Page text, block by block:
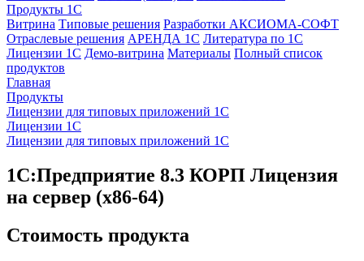
Продукты 1С
Витрина Типовые решения Разработки АКСИОМА-СОФТ
Отраслевые решения АРЕНДА 1С Литература по 1С
Лицензии 1C Демо-витрина Материалы Полный список
продуктов
Главная
Продукты
Лицензии для типовых приложений 1С
Лицензии 1С
Лицензии для типовых приложений 1С
1С:Предприятие 8.3 КОРП Лицензия
на сервер (x86-64)
Стоимость продукта